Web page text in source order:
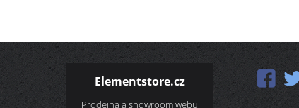
Elementstore.cz
Prodejna a showroom webu